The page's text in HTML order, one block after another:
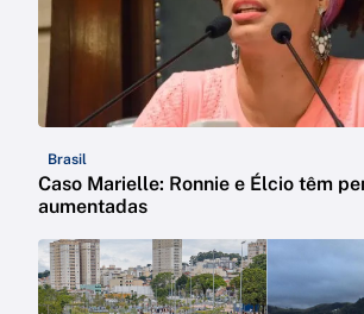
Brasil
Caso Marielle: Ronnie e Élcio têm
aumentadas